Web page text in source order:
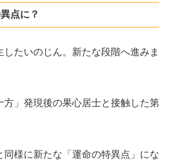
点に？
したいのじん。新たな段階へ進みま
方」発現後の果心居士と接触した第
同様に新たな「運命の特異点」にな